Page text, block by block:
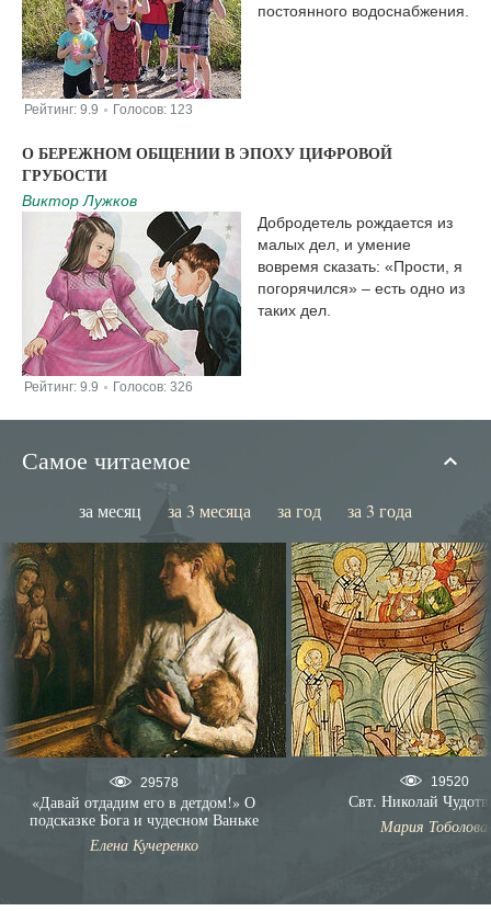
Рейтинг: 9.9 Голосов: 123
постоянного водоснабжения.
О БЕРЕЖНОМ ОБЩЕНИИ В ЭПОХУ ЦИФРОВОЙ
ГРУБОСТИ
Виктор Лужков
Рейтинг: 9.9 Голосов: 326
Добродетель рождается из
малых дел, и умение
вовремя сказать: «Прости, я
погорячился» – есть одно из
таких дел.
Самое читаемое
за месяц за 3 месяца за год за 3 года
29578
«Давай отдадим его в детдом!» О
подсказке Бога и чудесном Ваньке
Елена Кучеренко
19520
Свт. Николай
Мария Тоболова